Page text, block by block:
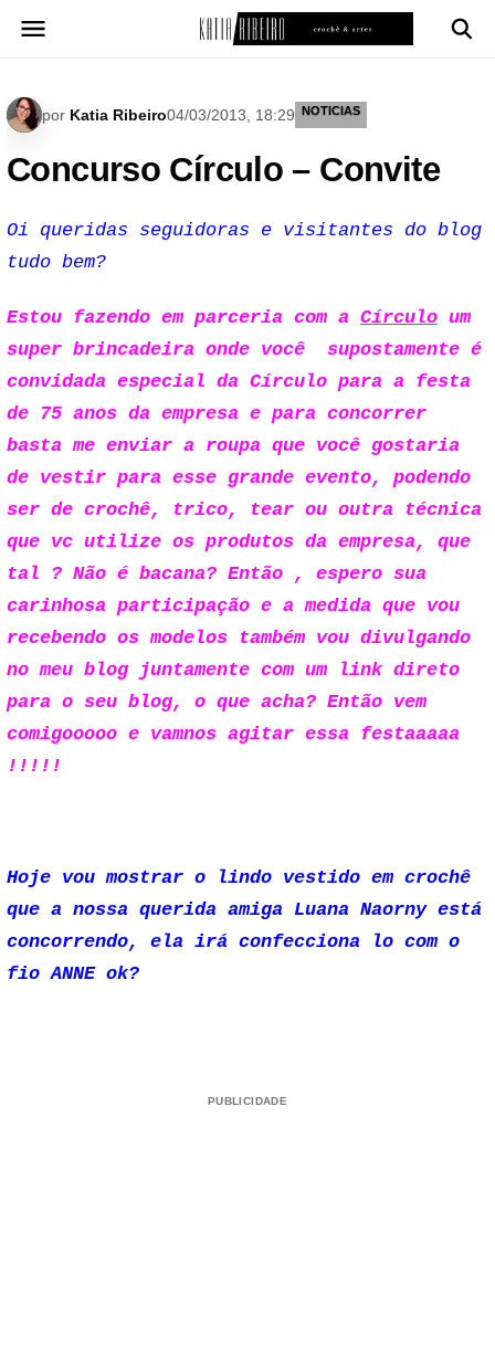
para
por Katia Ribeiro04/03/2013, 18:29 NOTICIAS
Concurso Círculo – Convite
Oi queridas seguidoras e visitantes do blog
tudo bem?
Estou fazendo em parceria com a Círculo um
super brincadeira onde você supostamente é
convidada especial da Círculo para a festa
de 75 anos da empresa e para concorrer
basta me enviar a roupa que você gostaria
de vestir para esse grande evento, podendo
ser de crochê, trico, tear ou outra técnica
que vc utilize os produtos da empresa, que
tal ? Não é bacana? Então , espero sua
carinhosa participação e a medida que vou
recebendo os modelos também vou divulgando
no meu blog juntamente com um link direto
para o seu blog, o que acha? Então vem
comigooooo e vamnos agitar essa festaaaaa
!!!!!
Hoje vou mostrar o lindo vestido em crochê
que a nossa querida amiga Luana Naorny está
concorrendo, ela irá confecciona lo com o
fio ANNE ok?
PUBLICIDADE